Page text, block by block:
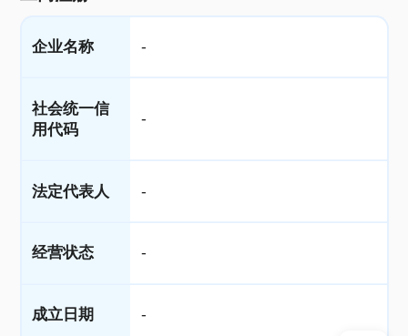
企业名称 -
社会统一信
用代码
-
法定代表人 -
经营状态 -
成立日期 -